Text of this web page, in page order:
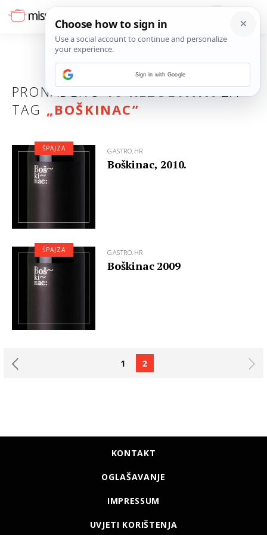
PRONAĐENO16 REZULTATAZA
TAG „BOŠKINAC”
GASTRO.HR
Boškinac, 2010.
ŠPAJZA
GASTRO.HR
Boškinac 2009
ŠPAJZA
1 2
KONTAKT
OGLAŠAVANJE
IMPRESSUM
UVJETI KORIŠTENJA
Sign in with Google